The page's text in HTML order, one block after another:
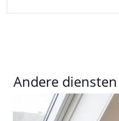
Andere diensten